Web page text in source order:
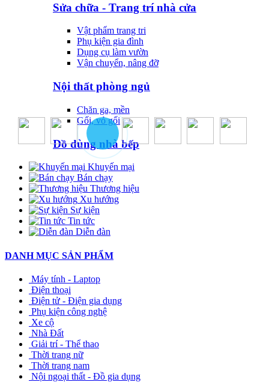
Sửa chữa - Trang trí nhà cửa
Vật phẩm trang tri
Phụ kiện gia đình
Dụng cụ làm vườn
Vận chuyển, nâng đỡ
Nội thất phòng ngủ
Chăn ga, mền
Gối, vỏ gối
Đồ dùng nhà bếp
Khuyến mại
Bán chạy
Thương hiệu
Xu hướng
Sự kiện
Tin tức
Diễn đàn
DANH MỤC SẢN PHẨM
Máy tính - Laptop
Điện thoại
Điện tử - Điện gia dụng
Phụ kiện công nghệ
Xe cộ
Nhà Đất
Giải trí - Thể thao
Thời trang nữ
Thời trang nam
Nội ngoại thất - Đồ gia dụng